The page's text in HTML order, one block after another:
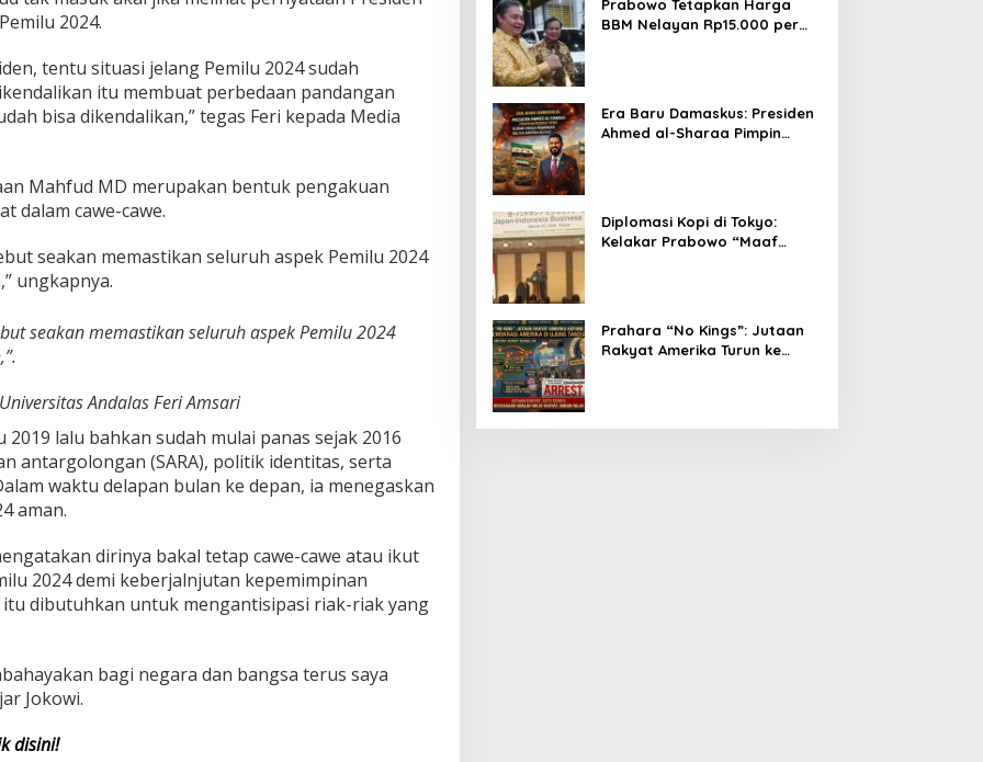
2024.
tentu situasi jelang Pemilu 2024 sudah
itu membuat perbedaan pandangan
bisa dikendalikan,” tegas Feri kepada Media
Mahfud MD merupakan bentuk pengakuan
dalam cawe-cawe.
seakan memastikan seluruh aspek Pemilu 2024
ungkapnya.
seakan memastikan seluruh aspek Pemilu 2024
Andalas Feri Amsari
lalu bahkan sudah mulai panas sejak 2016
antargolongan (SARA), politik identitas, serta
waktu delapan bulan ke depan, ia menegaskan
aman.
dirinya bakal tetap cawe-cawe atau ikut
2024 demi keberjalnjutan kepemimpinan
itu dibutuhkan untuk mengantisipasi riak-riak yang
bagi negara dan bangsa terus saya
Jokowi.
disini!
Prabowo Tetapkan Harga
BBM Nelayan Rp15.000 per
Era Baru Damaskus: Presiden
Ahmed al-Sharaa Pimpin
Diplomasi Kopi di Tokyo:
Kelakar Prabowo “Maaf
Prahara “No Kings”: Jutaan
Rakyat Amerika Turun ke